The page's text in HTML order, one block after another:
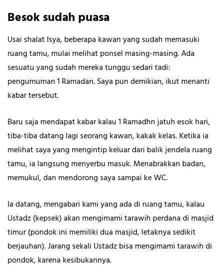
Besok sudah puasa
Usai shalat Isya, beberapa kawan yang sudah memasuki
ruang tamu, mulai melihat ponsel masing-masing. Ada
sesuatu yang sudah mereka tunggu sedari tadi:
pengumuman 1 Ramadan. Saya pun demikian, ikut menanti
kabar tersebut.
Baru saja mendapat kabar kalau 1 Ramadhn jatuh esok hari,
tiba-tiba datang lagi seorang kawan, kakak kelas. Ketika ia
melihat saya yang mengintip keluar dari balik jendela ruang
tamu, ia langsung menyerbu masuk. Menabrakkan badan,
memukul, dan mendorong saya sampai ke WC.
Ia datang, mengabari kami yang ada di ruang tamu, kalau
Ustadz (kepsek) akan mengimami tarawih perdana di masjid
timur (pondok ini memiliki dua masjid, letaknya sedikit
berjauhan). Jarang sekali Ustadz bisa mengimami tarawih di
pondok, karena kesibukannya.